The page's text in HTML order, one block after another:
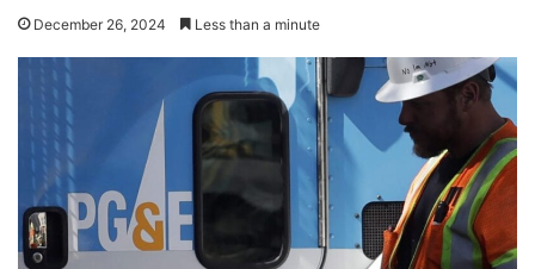
December 26, 2024 Less than a minute